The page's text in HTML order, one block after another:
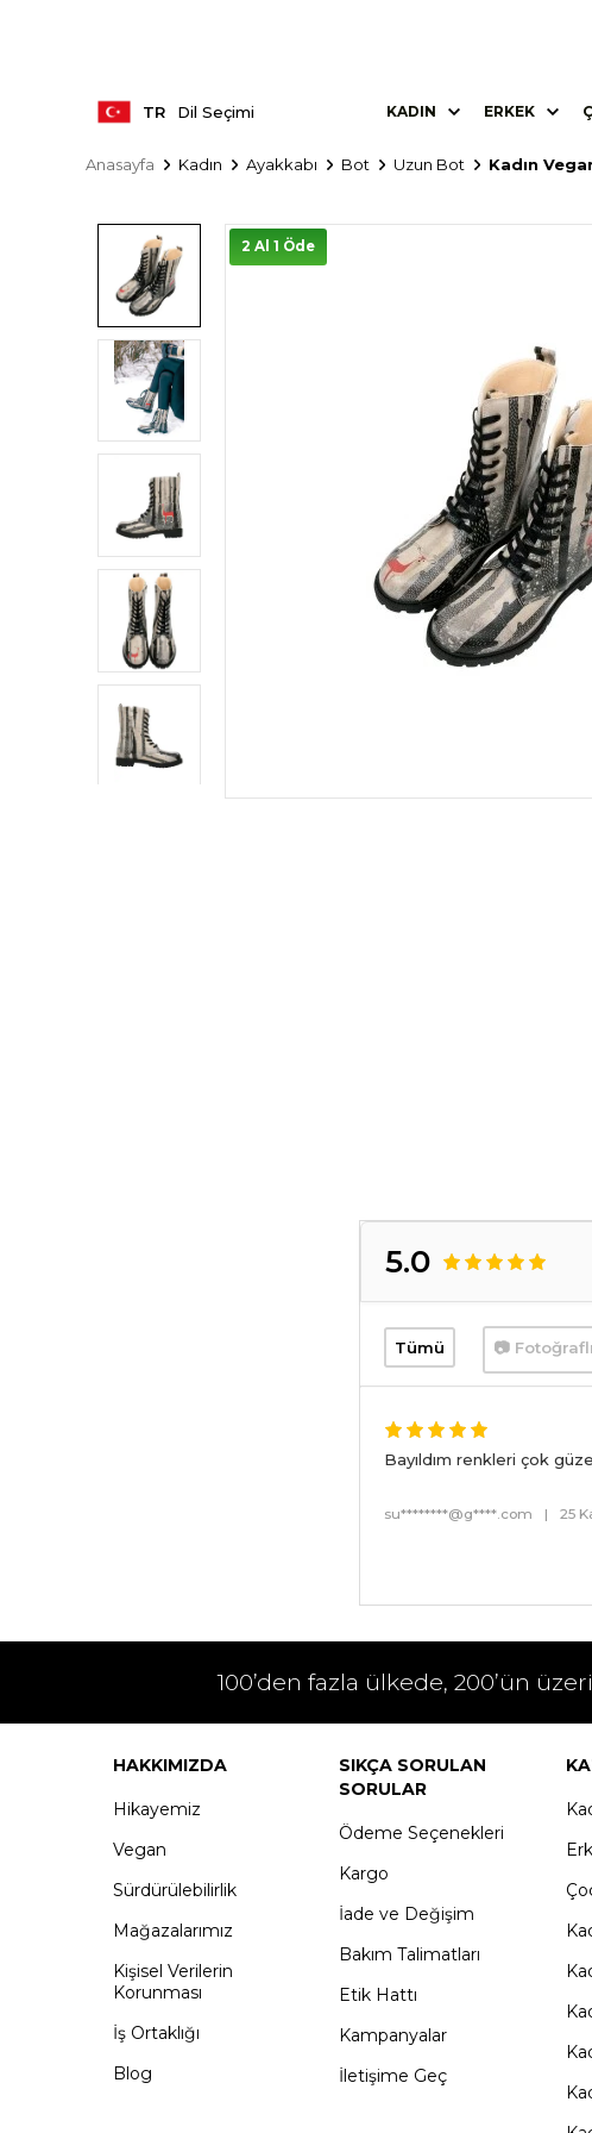
TR Dil Seçimi KADIN ERKEK
Anasayfa Kadın Ayakkabı Bot Uzun Bot Kadın
2 Al 1 Öde
5.0
Tümü 📷
Bayıldım renkleri çok
su********@g****.com | 25
100’den fazla ülkede, 200’ün
HAKKIMIZDA
Hikayemiz
Vegan
Sürdürülebilirlik
Mağazalarımız
Kişisel Verilerin
Korunması
İş Ortaklığı
Blog
SIKÇA SORULAN
SORULAR
Ödeme Seçenekleri
Kargo
İade ve Değişim
Bakım Talimatları
Etik Hattı
Kampanyalar
İletişime Geç